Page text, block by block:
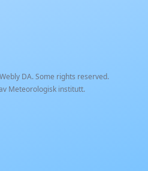
Webly DA. Some rights reserved.
Meteorologisk institutt.